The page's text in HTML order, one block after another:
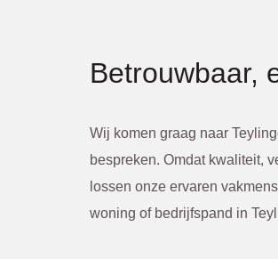
Betrouwbaar,
Wij komen graag naar
bespreken. Omdat kwaliteit,
lossen onze ervaren
woning of bedrijfspand in